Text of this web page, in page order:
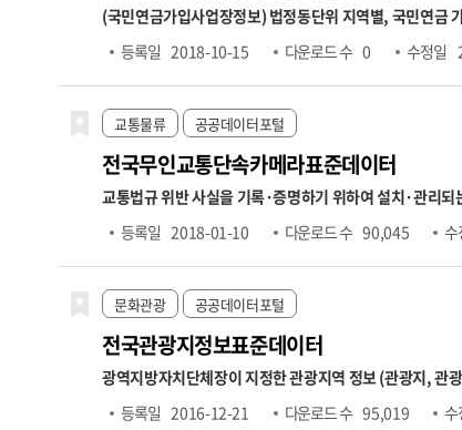
(국민연금가입사업장정보) 법정동단위 지역별, 국민연금
료생성년월 → 자격마감일(사유발생일이 속하는 달의 다음
한액 적용으로 실제소득과 고지금액은 상이할 수 있음
2025.7. ~ 2026.6. 6,370,000원
경우 당월 미고지되면 다음 달 취득자 수에 반영)
제공하므로 실제 상실자 수와 상이할 수 있음
등록일 2018-10-15 다운로드 수 0 수정일
교통물류 공공데이터포털
전국무인교통단속카메라표준데이터
교통법규 위반 사실을 기록·증명하기 위하여 설치·관리되는 고정식 무인교통단
도로종류,도로노선번호,도로노선명,도로노선방향,소재
관명,관리기관전화번호
등록일 2018-01-10 다운로드 수 90,045 수
문화관광 공공데이터포털
전국관광지정보표준데이터
광역지방자치단체장이 지정한 관광지역 정보 (관광지,
정보,운동및오락시설정보,휴양및문화시설정보,접객시
등록일 2016-12-21 다운로드 수 95,019 수